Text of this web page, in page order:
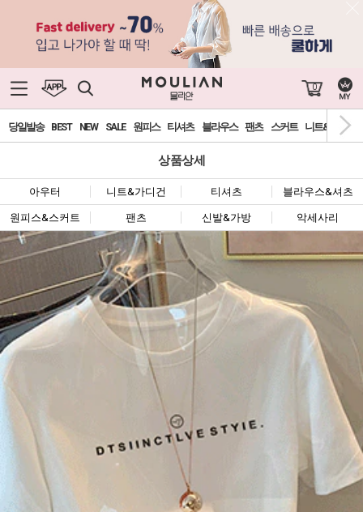
0
당일발송 BEST NEW SALE 원피스 티셔츠 블라우스 팬츠 스커트 니트&가디건
상품상세
아우터 니트&가디건 티셔츠 블라우스&셔츠
원피스&스커트 팬츠 신발&가방 악세사리